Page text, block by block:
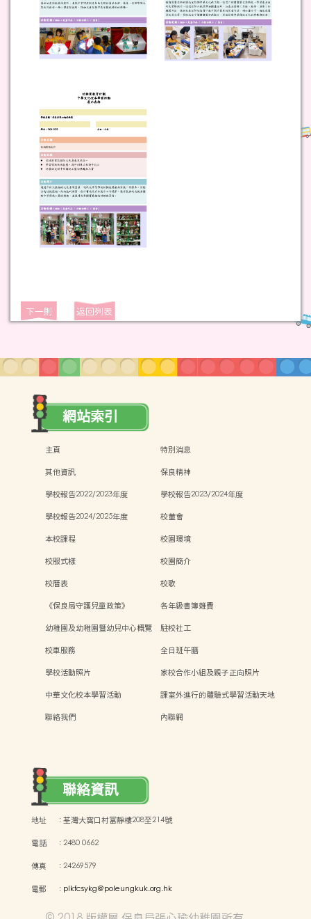
下一則 返回列表
網站索引
主頁
特別消息
其他資訊
保良精神
學校報告2022/2023年度
學校報告2023/2024年度
學校報告2024/2025年度
校董會
本校課程
校園環境
校服式樣
校園簡介
校曆表
校歌
《保良局守護兒童政策》
各年級書簿雜費
幼稚園及幼稚園暨幼兒中心概覽
駐校社工
校車服務
全日班午膳
學校活動照片
家校合作小組及親子正向照片
中華文化校本學習活動
課室外進行的體驗式學習活動天地
聯絡我們
內聯網
聯絡資訊
地址 :荃灣大窩口村富靜樓208至214號
電話 :2480 0662
傳真 :24269579
電郵 : plkfcsykg@poleungkuk.org.hk